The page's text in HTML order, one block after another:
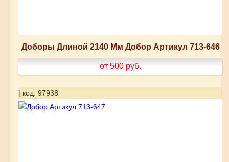
Доборы Длиной 2140 Мм Добор Артикул 713-646
от 500 руб.
| код: 97938